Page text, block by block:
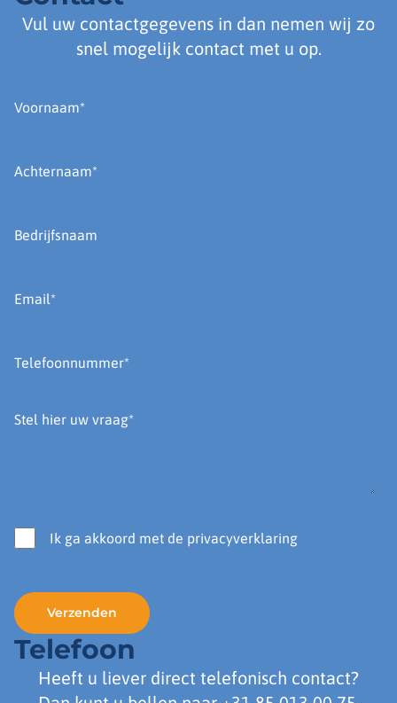
Vul uw contactgegevens in dan nemen wij zo
snel mogelijk contact met u op.
Ik ga akkoord met de privacyverklaring
Telefoon
Heeft u liever direct telefonisch contact?